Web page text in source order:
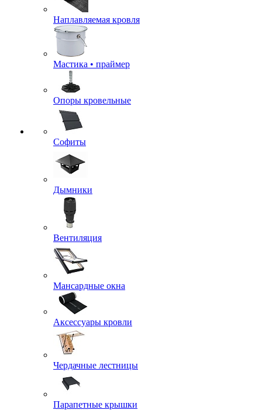
Наплавляемая кровля
Мастика • праймер
Опоры кровельные
Софиты
Дымники
Вентиляция
Мансардные окна
Аксессуары кровли
Чердачные лестницы
Парапетные крышки